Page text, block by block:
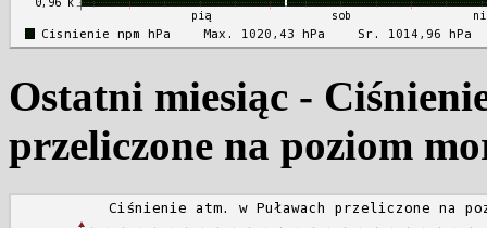
Ostatni miesiąc -
przeliczone na poziom